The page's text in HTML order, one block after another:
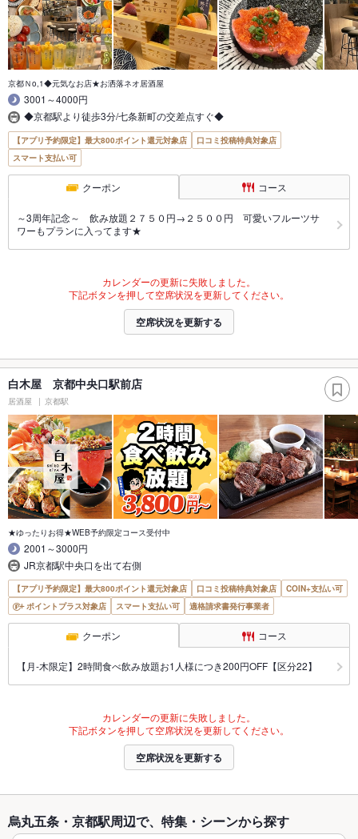
京都Ｎo,1◆元気なお店★お洒落ネオ居酒屋
3001～4000円
◆京都駅より徒歩3分/七条新町の交差点すぐ◆
【アプリ予約限定】最大800ポイント還元対象店
口コミ投稿特典対象店
スマート支払い可
クーポン コース
～3周年記念～ 飲み放題２７５０円→２５００円 可愛いフルーツサ
ワーもプランに入ってます★
カレンダーの更新に失敗しました。
下記ボタンを押して空席状況を更新してください。
空席状況を更新する
白木屋 京都中央口駅前店
居酒屋 京都駅
★ゆったりお得★WEB予約限定コース受付中
2001～3000円
JR京都駅中央口を出て右側
【アプリ予約限定】最大800ポイント還元対象店 口コミ投稿特典対象店
COIN+支払い可
ポイントプラス対象店
スマート支払い可 適格請求書発行事業者
クーポン コース
【月‐木限定】2時間食べ飲み放題お1人様につき200円OFF【区分22】
カレンダーの更新に失敗しました。
下記ボタンを押して空席状況を更新してください。
空席状況を更新する
烏丸五条・京都駅周辺で、特集・シーンから探す